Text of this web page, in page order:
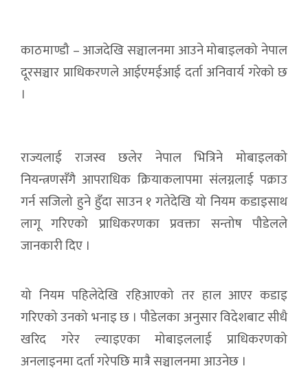
काठमाण्डौ – आजदेखि सञ्चालनमा आउने मोबाइलको नेपाल
दूरसञ्चार प्राधिकरणले आईएमईआई दर्ता अनिवार्य गरेको छ
।
राज्यलाई राजस्व छलेर नेपाल भित्रिने मोबाइलको
नियन्त्रणसँगै आपराधिक क्रियाकलापमा संलग्नलाई पक्राउ
गर्न सजिलो हुने हुँदा साउन १ गतेदेखि यो नियम कडाइसाथ
लागू गरिएको प्राधिकरणका प्रवक्ता सन्तोष पौडेलले
जानकारी दिए ।
यो नियम पहिलेदेखि रहिआएको तर हाल आएर कडाइ
गरिएको उनको भनाइ छ । पौडेलका अनुसार विदेशबाट सीधै
खरिद गरेर ल्याइएका मोबाइललाई प्राधिकरणको
अनलाइनमा दर्ता गरेपछि मात्रै सञ्चालनमा आउनेछ ।